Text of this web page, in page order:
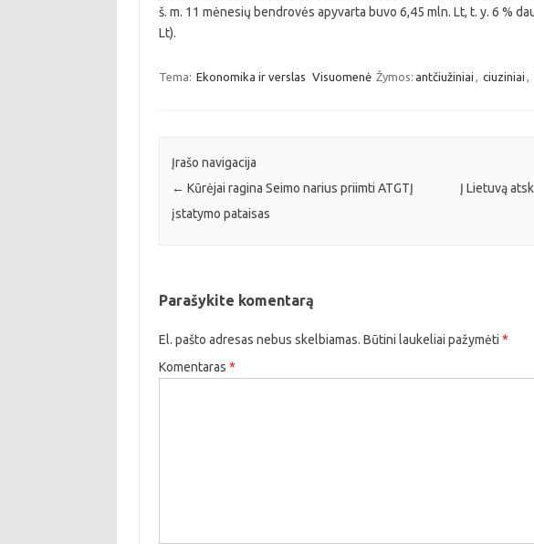
š. m. 11 mėnesių bendrovės apyvarta buvo 6,45 mln. Lt, t. y. 6 %
Lt).
Tema: Ekonomika ir verslas Visuomenė Žymos: antčiužiniai , ciuziniai ,
Įrašo navigacija
← Kūrėjai ragina Seimo narius priimti ATGTĮ
įstatymo pataisas
Į Lietuvą
Parašykite komentarą
El. pašto adresas nebus skelbiamas. Būtini laukeliai pažymėti *
Komentaras *